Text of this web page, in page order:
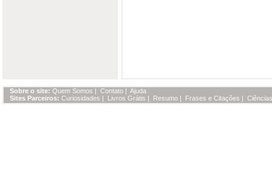
Sobre o site: Quem Somos | Contato | Ajuda
Sites Parceiros: Curiosidades | Livros Grátis | Resumo | Frases e Citações |